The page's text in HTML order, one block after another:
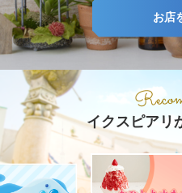
お店
イクスピアリ